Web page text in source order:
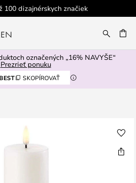
100 dizajnérskych značiek
označených „16% NAVYŠE“
Prezrieť ponuku
BEST SKOPÍROVAŤ